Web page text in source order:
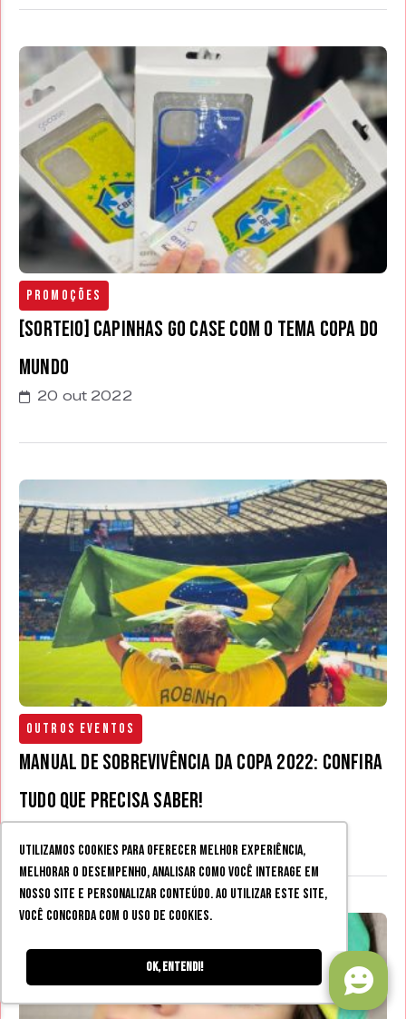
Utilizamos cookies para oferecer melhor experiência,
melhorar o desempenho, analisar como você interage em
nosso site e personalizar conteúdo. Ao utilizar este site,
você concorda com o uso de cookies.
Ok, entendi!
Promoções
[SORTEIO] Capinhas GO CASE com o tema Copa do
Mundo
20 out 2022
Outros Eventos
Manual de Sobrevivência da Copa 2022: confira
tudo que precisa saber!